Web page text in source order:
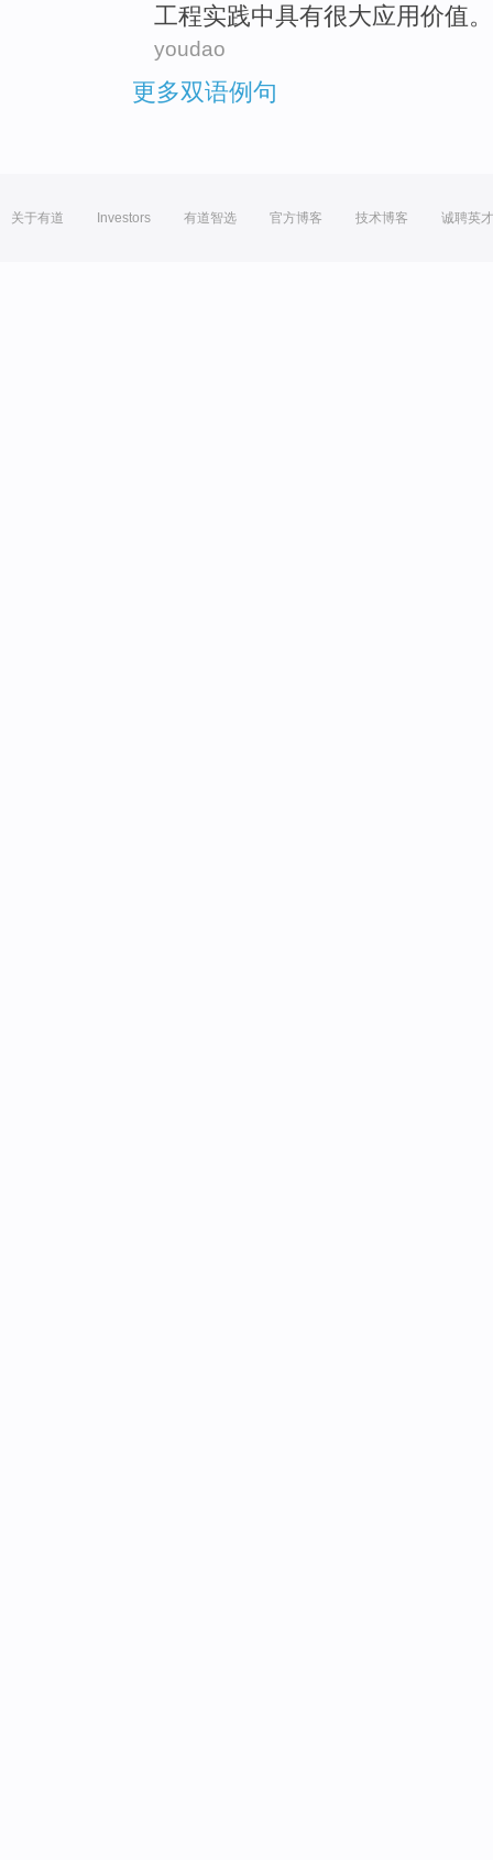
工程实践中具有很大应用价值。
youdao
更多双语例句
关于有道 Investors 有道智选 官方博客 技术博客 诚聘英才